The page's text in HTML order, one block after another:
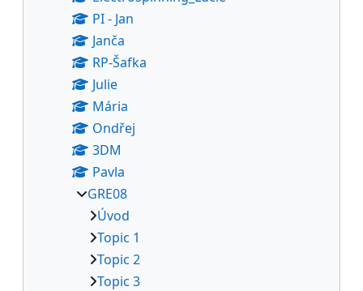
PI - Jan
Janča
RP-Šafka
Julie
Mária
Ondřej
3DM
Pavla
GRE08
Úvod
Topic 1
Topic 2
Topic 3